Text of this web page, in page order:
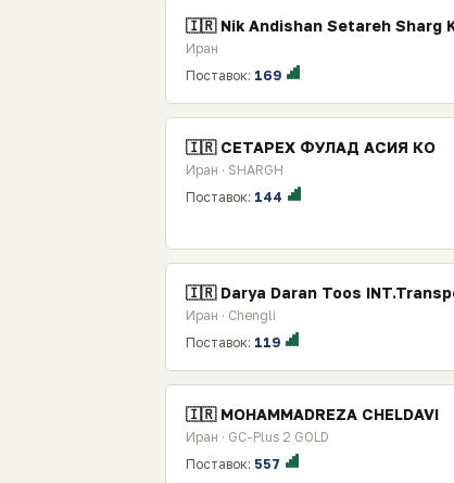
🇮🇷 Nik Andishan Setareh Sharg
Иран
Поставок: 169
🇮🇷 СЕТАРЕХ ФУЛАД АСИЯ КО
Иран · SHARGH
Поставок: 144
🇮🇷 Darya Daran Toos
Иран · Chengli
Поставок: 119
🇮🇷 MOHAMMADREZA CHELDAVI
Иран · GC-Plus 2 GOLD
Поставок: 557